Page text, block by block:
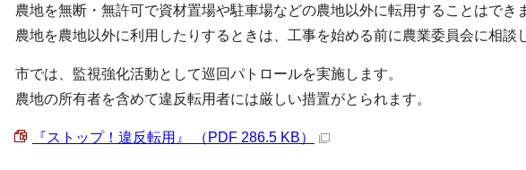
農地を無断・無許可で資材置場や駐車場などの農地以外に転用することはでき
農地を農地以外に利用したりするときは、工事を始める前に農業委員会に相談
市では、監視強化活動として巡回パトロールを実施します。
農地の所有者を含めて違反転用者には厳しい措置がとられます。
『ストップ！違反転用』 （PDF 286.5 KB）